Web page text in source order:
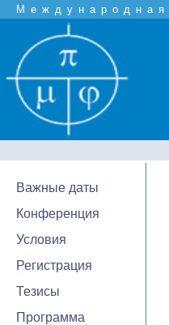
Важные даты
Конференция
Условия
Регистрация
Тезисы
Программа